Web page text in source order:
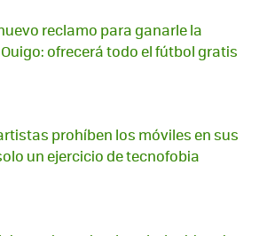
reclamo para ganarle la
ofrecerá todo el fútbol gratis
prohíben los móviles en sus
un ejercicio de tecnofobia